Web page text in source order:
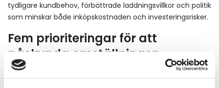
tydligare kundbehov, förbättrade laddningsvillkor och politik
som minskar både inköpskostnaden och investeringsrisker.
Fem prioriteringar för att
påskynda omställningen